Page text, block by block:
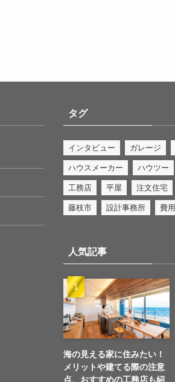
タグ
インタビュー ガレージ
ハウスメーカー ハウツー
工務店 平屋 注文住宅
藤枝市 設計事務所 費用
人気記事
海の見える家に住みたい！
メリットや建てる際の注意
点、おすすめの工務店も紹